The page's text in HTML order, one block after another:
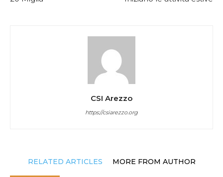
CSI Arezzo
https://csiarezzo.org
RELATED ARTICLES MORE FROM AUTHOR